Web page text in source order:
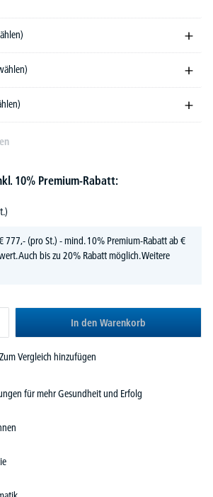
10% Premium-Rabatt:
777,-(pro St.) - mind. 10% Premium-Rabatt ab €
Auch bis zu 20% Rabatt möglich.Weitere
In den Warenkorb
Vergleich hinzufügen
für mehr Gesundheit und Erfolg